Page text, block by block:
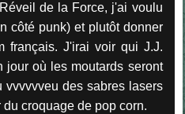
de la Force, j'ai voulu
côté punk) et plutôt donner
français. J'irai voir qui J.J.
jour où les moutards seront
des sabres lasers
croquage de pop corn.